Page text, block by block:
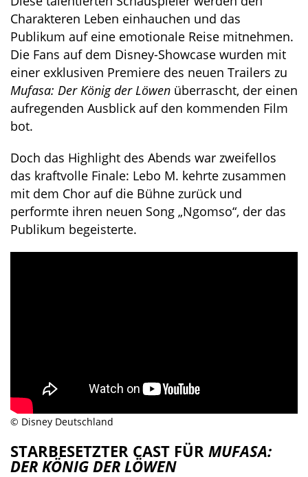
Charakteren Leben einhauchen und das
Publikum auf eine emotionale Reise mitnehmen.
Die Fans auf dem Disney-Showcase wurden mit
einer exklusiven Premiere des neuen Trailers zu
Mufasa: Der König der Löwen überrascht, der einen
aufregenden Ausblick auf den kommenden Film
bot.
Doch das Highlight des Abends war zweifellos
das kraftvolle Finale: Lebo M. kehrte zusammen
mit dem Chor auf die Bühne zurück und
performte ihren neuen Song „Ngomso“, der das
Publikum begeisterte.
© Disney Deutschland
STARBESETZTER CAST FÜR MUFASA:
DER KÖNIG DER LÖWEN